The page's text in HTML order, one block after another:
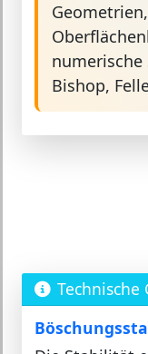
numerische
Bishop,